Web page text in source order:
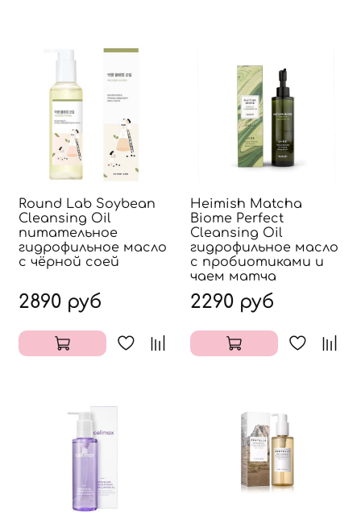
Round Lab Soybean
Cleansing Oil
питательное
гидрофильное масло
с чёрной соей
2890 руб
Heimish Matcha
Biome Perfect
Cleansing Oil
гидрофильное масло
с пробиотиками и
чаем матча
2290 руб